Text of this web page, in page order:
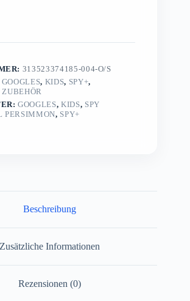
313523374185-004-O/S
GOOGLES, KIDS, SPY+,
ZUBEHÖR
GOOGLES, KIDS, SPY
PERSIMMON, SPY+
Beschreibung
Zusätzliche Informationen
Rezensionen (0)